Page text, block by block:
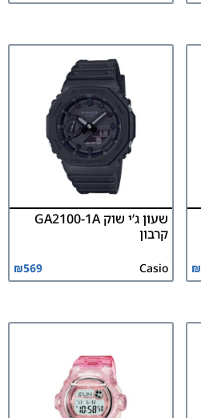
₪
שעון ג’י שוק GA2100-1A
קרבון
Casio
₪569